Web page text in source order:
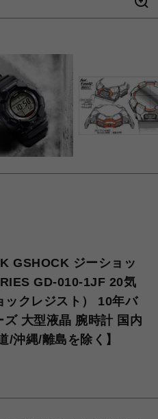
GSHOCK ジーショッ
GD-010-1JF 20気
ックレジスト） 10年バ
大型液晶 腕時計 国内
/沖縄/離島を除く】